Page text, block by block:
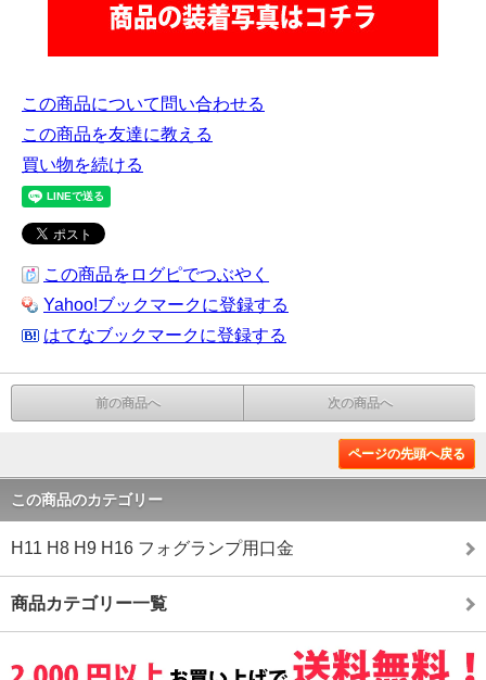
この商品について問い合わせる
この商品を友達に教える
買い物を続ける
この商品をログピでつぶやく
Yahoo!ブックマークに登録する
はてなブックマークに登録する
前の商品へ 次の商品へ
ページの先頭へ戻る
この商品のカテゴリー
H11 H8 H9 H16 フォグランプ用口金
商品カテゴリー一覧